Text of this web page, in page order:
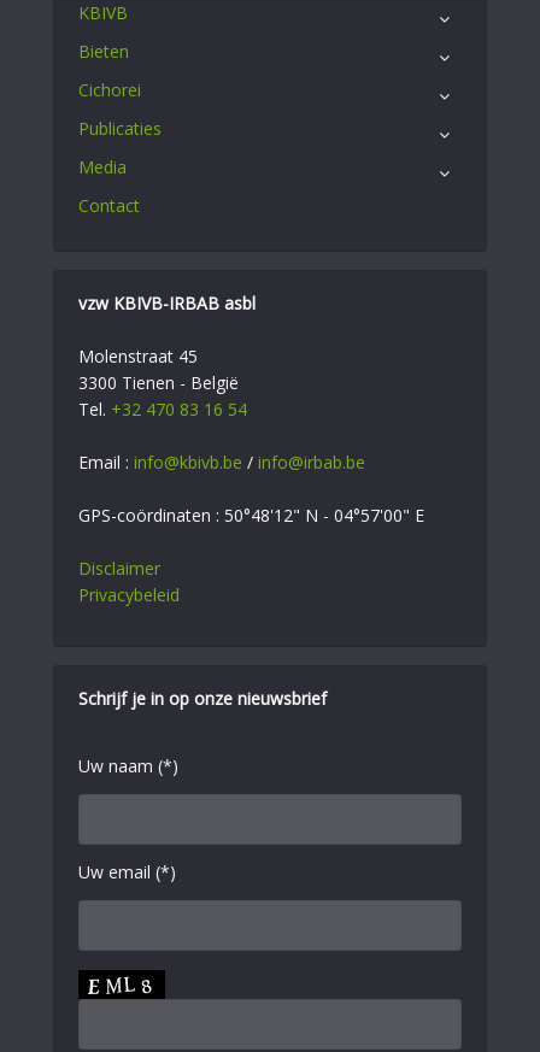
KBIVB
Bieten
Cichorei
Publicaties
Media
Contact
vzw KBIVB-IRBAB asbl
Molenstraat 45
3300 Tienen - België
Tel. +32 470 83 16 54
Email : info@kbivb.be / info@irbab.be
GPS-coördinaten : 50°48'12" N - 04°57'00" E
Disclaimer
Privacybeleid
Schrijf je in op onze nieuwsbrief
Uw naam (*)
Uw email (*)